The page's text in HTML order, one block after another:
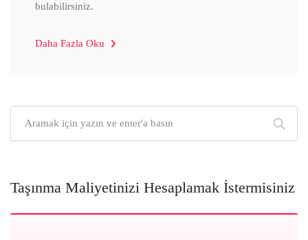
bulabilirsiniz.
Daha Fazla Oku
Taşınma Maliyetinizi Hesaplamak İstermisiniz